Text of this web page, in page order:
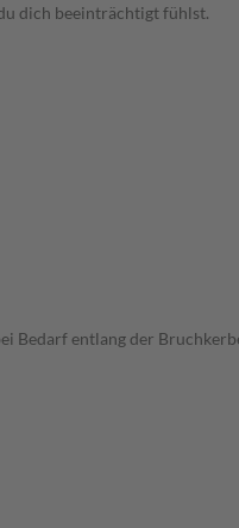
dich beeinträchtigt fühlst.
Bedarf entlang der